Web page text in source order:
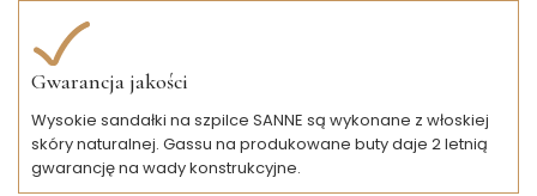
Gwarancja jakości
Wysokie sandałki na szpilce SANNE są wykonane z włoskiej
skóry naturalnej. Gassu na produkowane buty daje 2 letnią
gwarancję na wady konstrukcyjne.